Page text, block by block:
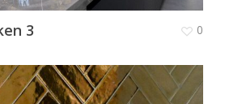
3 0